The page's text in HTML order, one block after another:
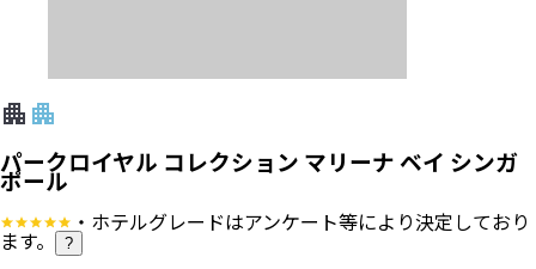
パークロイヤル コレクション マリーナ ベイ シンガ
ポール
・ホテルグレードはアンケート等により決定しており
ます。 ?